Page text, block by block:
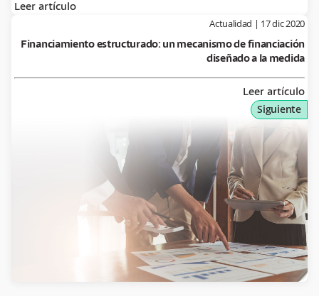
Leer artículo
Siguiente
Actualidad | 17 dic 2020
Financiamiento estructurado: un mecanismo de financiación
diseñado a la medida
Leer artículo